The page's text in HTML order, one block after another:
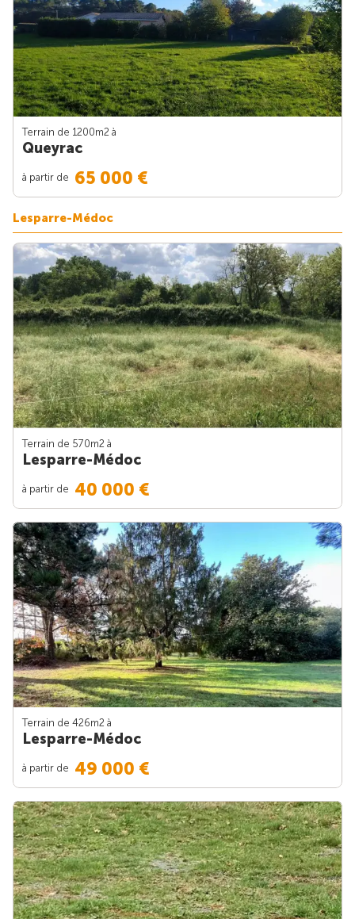
Terrain de 1200m2 à
Queyrac
à partir de 65 000 €
Lesparre-Médoc
Terrain de 570m2 à
Lesparre-Médoc
à partir de 40 000 €
Terrain de 426m2 à
Lesparre-Médoc
à partir de 49 000 €